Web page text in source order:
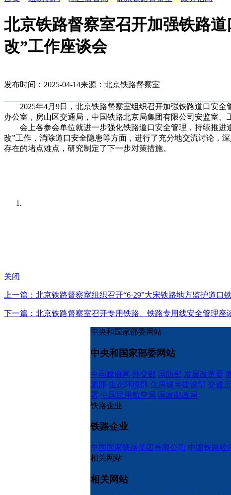
北京铁路督察室召开加强铁路
改”工作座谈会
发布时间：2025-04-14来源：北京铁路督察室
2025年4月9日，北京铁路督察室组织召开加强铁路道口安全
办公室，房山区交通局，中国铁路北京局集团有限公司安监室、
会上各参会单位就进一步强化铁路道口安全管理，持续推进
改”工作，消除道口安全隐患等方面，进行了充分地交流讨论，
存在的堵点难点，研究制定了下一步对策措施。
关闭
上一篇：北京铁路督察室组织召开“6·29”大宋铁路地方监护道口
下一篇：北京铁路督察室召开专用铁路、铁路专用线安全管理座
中央和国家部委网站
中央和国家部委网站
中国政府网 外交部 国防部 发展改革委
源部 生态环境部 住房城乡建设部 交通
署 中国民用航空局 国家邮政局
铁路企业
铁路企业
中国国家铁路集团有限公司 中国铁路经
相关网站
相关网站